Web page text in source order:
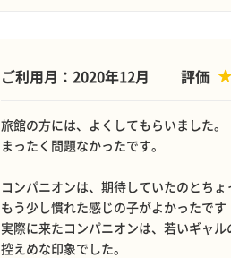
ご利用月：2020年12月 評価
旅館の方には、よくしてもらいました。
まったく問題なかったです。
コンパニオンは、期待していたのとちょ
もう少し慣れた感じの子がよかったです
実際に来たコンパニオンは、若いギャル
控えめな印象でした。